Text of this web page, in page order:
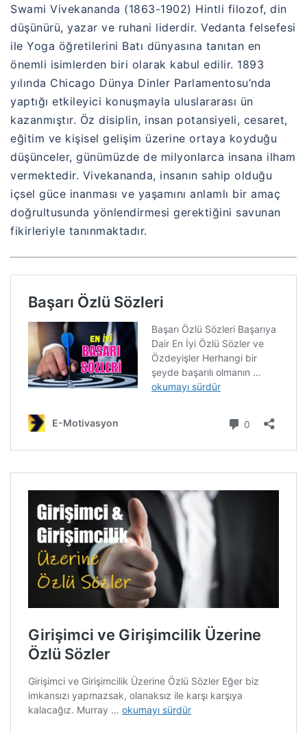
Swami Vivekananda (1863-1902) Hintli filozof, din
düşünürü, yazar ve ruhani liderdir. Vedanta felsefesi
ile Yoga öğretilerini Batı dünyasına tanıtan en
önemli isimlerden biri olarak kabul edilir. 1893
yılında Chicago Dünya Dinler Parlamentosu’nda
yaptığı etkileyici konuşmayla uluslararası ün
kazanmıştır. Öz disiplin, insan potansiyeli, cesaret,
eğitim ve kişisel gelişim üzerine ortaya koyduğu
düşünceler, günümüzde de milyonlarca insana ilham
vermektedir. Vivekananda, insanın sahip olduğu
içsel güce inanması ve yaşamını anlamlı bir amaç
doğrultusunda yönlendirmesi gerektiğini savunan
fikirleriyle tanınmaktadır.